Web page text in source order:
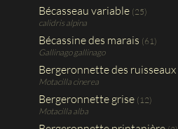
Bécasseau variable (25)
calidris alpina
Bécassine des marais (61)
Gallinago gallinago
Bergeronnette des ruisseaux
Motacilla cinerea
Bergeronnette grise (12)
Motacilla alba